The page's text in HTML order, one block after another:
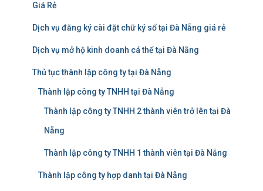
Giá Rẻ
Dịch vụ đăng ký cài đặt chữ ký số tại Đà Nẵng giá rẻ
Dịch vụ mở hộ kinh doanh cá thể tại Đà Nẵng
Thủ tục thành lập công ty tại Đà Nẵng
Thành lập công ty TNHH tại Đà Nẵng
Thành lập công ty TNHH 2 thành viên trở lên tại Đà
Nẵng
Thành lập công ty TNHH 1 thành viên tại Đà Nẵng
Thành lập công ty hợp danh tại Đà Nẵng